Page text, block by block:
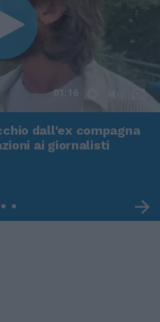
01:16
dall'ex compagna
ai giornalisti